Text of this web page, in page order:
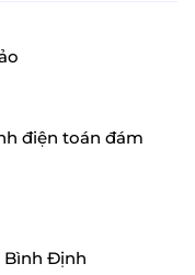
điện toán đám
Bình Định